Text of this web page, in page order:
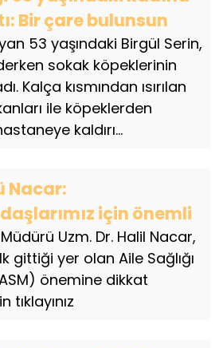
Bir çare bulunsun
53 yaşındaki Birgül Serin,
sokak köpeklerinin
Kalça kısmından ısırılan
ile köpeklerden
kaldırı...
Nacar:
için önemli
Uzm. Dr. Halil Nacar,
gittiği yer olan Aile Sağlığı
önemine dikkat
tıklayınız